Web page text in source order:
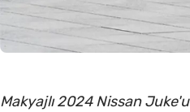
Makyajlı 2024 Nissan